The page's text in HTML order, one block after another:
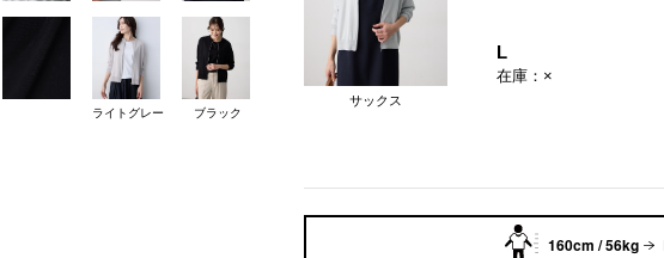
ライトグレー ブラック
サックス
L
在庫：×
160cm / 56kg